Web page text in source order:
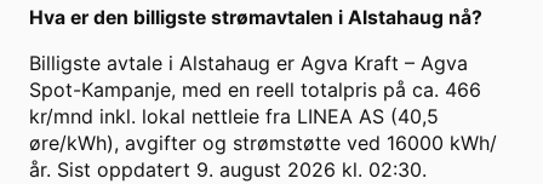
Hva er den billigste strømavtalen i Alstahaug nå?
Billigste avtale i Alstahaug er Agva Kraft – Agva
Spot-Kampanje, med en reell totalpris på ca. 466
kr/mnd inkl. lokal nettleie fra LINEA AS (40,5
øre/kWh), avgifter og strømstøtte ved 16000 kWh/
år. Sist oppdatert 9. august 2026 kl. 02:30.